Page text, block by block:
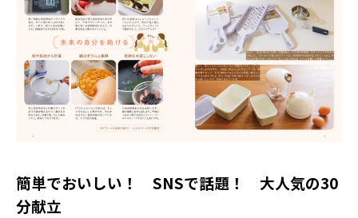
簡単でおいしい！ SNSで話題！ 大人気の30
分献立